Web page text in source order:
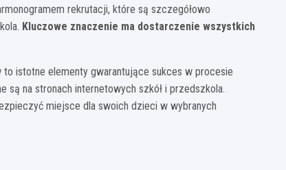
rekrutacji, które są szczegółowo
Kluczowe znaczenie ma dostarczenie wszystkich
istotne elementy gwarantujące sukces w procesie
na stronach internetowych szkół i przedszkola.
miejsce dla swoich dzieci w wybranych